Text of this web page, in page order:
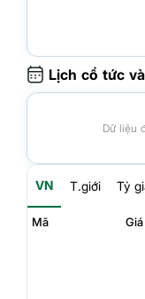
Lịch cổ tức
Dữ liệu
VN T.giới Tỷ
Mã Giá